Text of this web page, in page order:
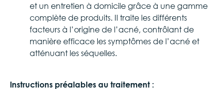
et un entretien à domicile grâce à une gamme
complète de produits. Il traite les différents
facteurs à l’origine de l’acné, contrôlant de
manière efficace les symptômes de l’acné et
atténuant les séquelles.
Instructions préalables au traitement :